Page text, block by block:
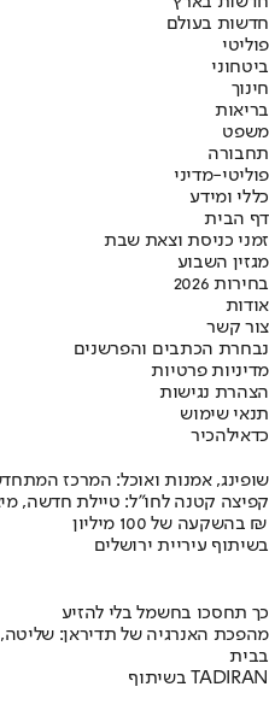
חדשות בעולם
פוליטי
ביטחוני
חינוך
בריאות
משפט
תחבורה
פוליטי-מדיני
כללי ומידע
דף הבית
זמני כניסת וצאת שבת
מגזין השבוע
בחירות 2026
אודות
צור קשר
נבחרת הכתבים והפרשנים
מדיניות פרטיות
הצהרת נגישות
תנאי שימוש
כדאילהכיר
שופינג, אמנות ואוכל: המרכז
קפיצה קטנה לחו"ל: טיילת חדשה,
בהשקעה של 100 מיליון ₪
בשיתוף עיריית ירושלים
כך תחסכו בחשמל בלי להזיע
מהפכת האנרגיה של תדיראן:
בבית
בשיתוף TADIRAN